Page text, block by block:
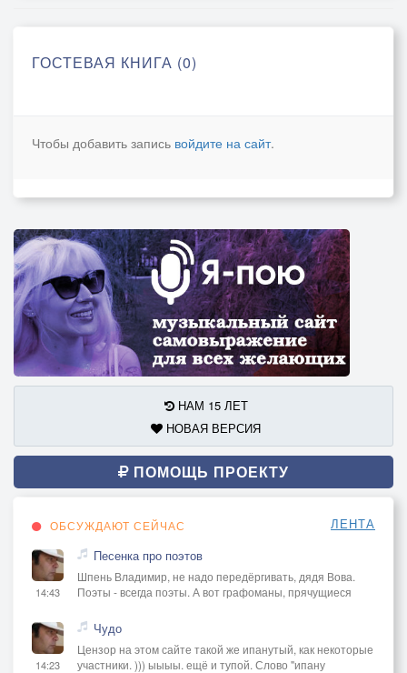
ГОСТЕВАЯ КНИГА (0)
Чтобы добавить запись войдите на сайт.
НАМ 15 ЛЕТ
НОВАЯ ВЕРСИЯ
ПОМОЩЬ ПРОЕКТУ
ОБСУЖДАЮТ СЕЙЧАС ЛЕНТА
14:43
Песенка про поэтов
Шпень Владимир, не надо передёргивать, дядя Вова.
Поэты - всегда поэты. А вот графоманы, прячущиеся
14:23
Чудо
Цензор на этом сайте такой же ипанутый, как некоторые
участники. ))) ыыыы. ещё и тупой. Слово "ипану